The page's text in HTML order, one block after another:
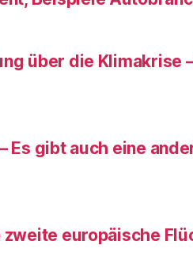
über die Klimakrise
Es gibt auch eine
zweite europäische